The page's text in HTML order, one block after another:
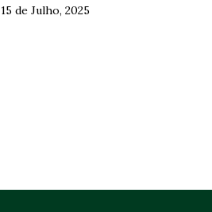
15 de Julho, 2025